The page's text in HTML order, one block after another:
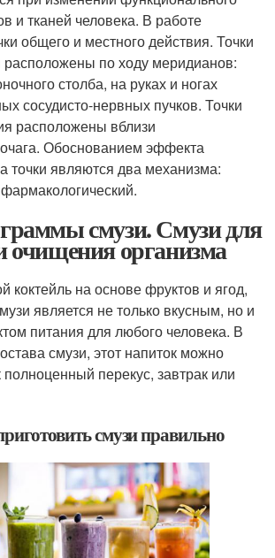
и тканей человека. В работе
общего и местного действия. Точки
расположены по ходу меридианов:
столба, на руках и ногах
сосудисто-нервных пучков. Точки
расположены вблизи
очага. Обоснованием эффекта
точки являются два механизма:
смузи. Смузи для
очищения организма
коктейль на основе фруктов и ягод,
является не только вкусным, но и
питания для любого человека. В
смузи, этот напиток можно
полноценный перекус, завтрак или
смузи правильно